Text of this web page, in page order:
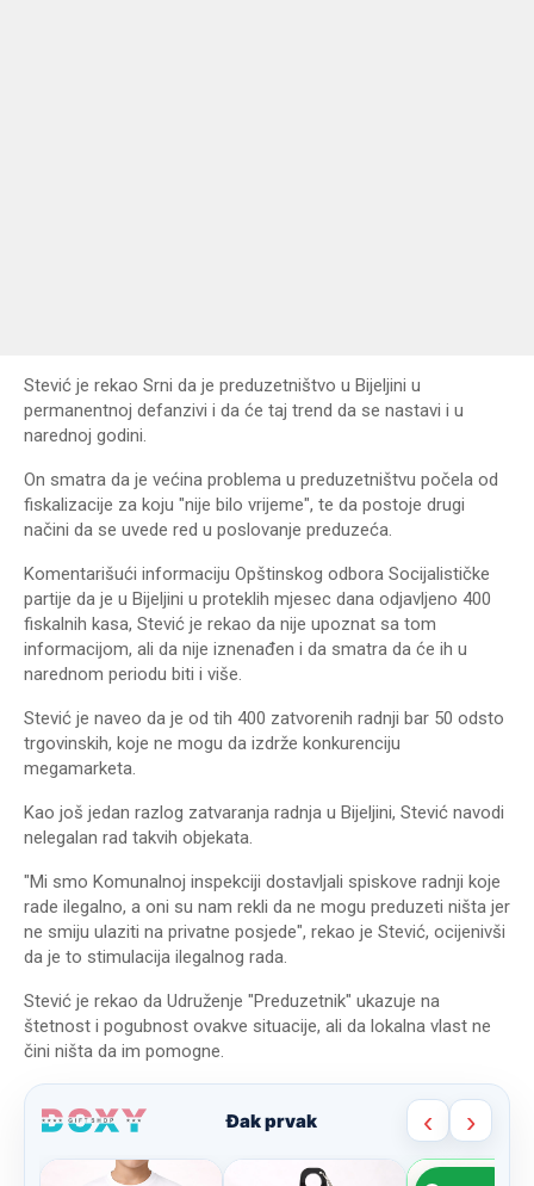
Stević je rekao Srni da je preduzetništvo u Bijeljini u
permanentnoj defanzivi i da će taj trend da se nastavi i u
narednoj godini.
On smatra da je većina problema u preduzetništvu počela od
fiskalizacije za koju "nije bilo vrijeme", te da postoje drugi
načini da se uvede red u poslovanje preduzeća.
Komentarišući informaciju Opštinskog odbora Socijalističke
partije da je u Bijeljini u proteklih mjesec dana odjavljeno 400
fiskalnih kasa, Stević je rekao da nije upoznat sa tom
informacijom, ali da nije iznenađen i da smatra da će ih u
narednom periodu biti i više.
Stević je naveo da je od tih 400 zatvorenih radnji bar 50 odsto
trgovinskih, koje ne mogu da izdrže konkurenciju
megamarketa.
Kao još jedan razlog zatvaranja radnja u Bijeljini, Stević navodi
nelegalan rad takvih objekata.
"Mi smo Komunalnoj inspekciji dostavljali spiskove radnji koje
rade ilegalno, a oni su nam rekli da ne mogu preduzeti ništa jer
ne smiju ulaziti na privatne posjede", rekao je Stević, ocijenivši
da je to stimulacija ilegalnog rada.
Stević je rekao da Udruženje "Preduzetnik" ukazuje na
štetnost i pogubnost ovakve situacije, ali da lokalna vlast ne
čini ništa da im pomogne.